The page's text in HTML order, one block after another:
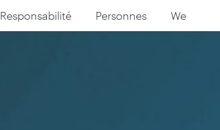
Responsabilité Personnes We